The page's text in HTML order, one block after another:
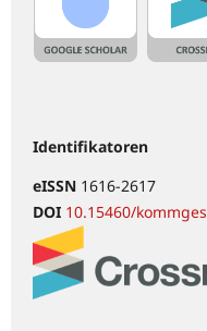
Identifikatoren
eISSN 1616-2617
DOI 10.15460/kommges